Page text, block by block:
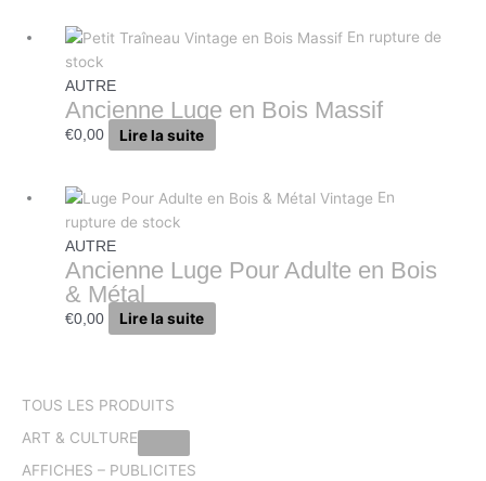
En rupture de
stock
AUTRE
Ancienne Luge en Bois Massif
€0,00 Lire la suite
En
rupture de stock
AUTRE
Ancienne Luge Pour Adulte en Bois
& Métal
€0,00 Lire la suite
TOUS LES PRODUITS
ART & CULTURE
AFFICHES – PUBLICITES